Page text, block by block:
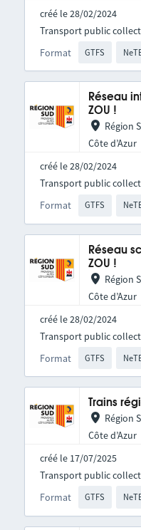
créé le 28/02/2024
Format GTFS
Transport public
Réseau
ZOU !
Région
Côte d’Azur
créé le 28/02/2024
Format GTFS
Transport public
Réseau
ZOU !
Région
Côte d’Azur
créé le 28/02/2024
Format GTFS
Transport public
Trains
Région
Côte d’Azur
créé le 17/07/2025
Format GTFS
Transport public